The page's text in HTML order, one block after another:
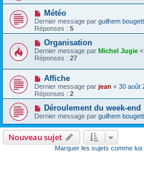
Météo
Dernier message par guilhem
Réponses : 5
Organisation
Dernier message par Michel Jugie «
Réponses : 27
Affiche
Dernier message par jean « 30 août
Réponses : 2
Déroulement du week-end
Dernier message par guilhem
Nouveau sujet
Marquer les sujets comme lus